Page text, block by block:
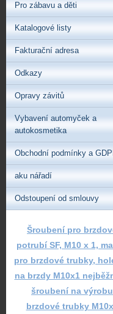
Pro zábavu a děti
Katalogové listy
Fakturační adresa
Odkazy
Opravy závitů
Vybavení automyček a
autokosmetika
Obchodní podmínky a
aku nářadí
Odstoupení od smlouvy
Šroubení pro
potrubí SF, M10 x 1,
pro brzdové trubky,
na brzdy M10x1
šroubení na výrobu
brzdové trubky